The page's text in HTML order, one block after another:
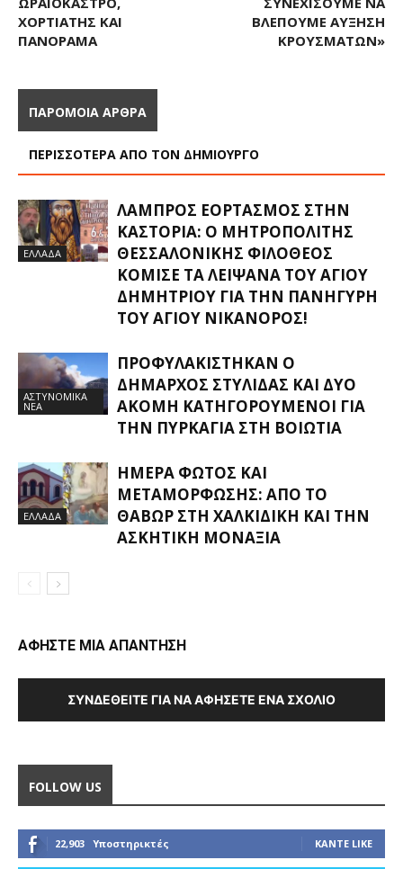
ΧΟΡΤΙΆΤΗΣ ΚΑΙ
ΠΑΝΌΡΑΜΑ
ΒΛΈΠΟΥΜΕ ΑΎΞΗΣΗ
ΚΡΟΥΣΜΆΤΩΝ»
ΠΑΡΟΜΟΙΑ ΑΡΘΡΑ
ΠΕΡΙΣΣΟΤΕΡΑ ΑΠΟ ΤΟΝ ΔΗΜΙΟΥΡΓΟ
ΕΛΛΑΔΑ
ΛΑΜΠΡΌΣ ΕΟΡΤΑΣΜΌΣ ΣΤΗΝ
ΚΑΣΤΟΡΙΆ: Ο ΜΗΤΡΟΠΟΛΊΤΗΣ
ΘΕΣΣΑΛΟΝΊΚΗΣ ΦΙΛΌΘΕΟΣ
ΚΌΜΙΣΕ ΤΑ ΛΕΊΨΑΝΑ ΤΟΥ ΑΓΊΟΥ
ΔΗΜΗΤΡΊΟΥ ΓΙΑ ΤΗΝ ΠΑΝΉΓΥΡΗ
ΤΟΥ ΑΓΊΟΥ ΝΙΚΆΝΟΡΟΣ!
ΑΣΤΥΝΟΜΙΚΑ
ΝΕΑ
ΠΡΟΦΥΛΑΚΊΣΤΗΚΑΝ Ο
ΔΉΜΑΡΧΟΣ ΣΤΥΛΊΔΑΣ ΚΑΙ ΔΎΟ
ΑΚΌΜΗ ΚΑΤΗΓΟΡΟΎΜΕΝΟΙ ΓΙΑ
ΤΗΝ ΠΥΡΚΑΓΙΆ ΣΤΗ ΒΟΙΩΤΊΑ
ΕΛΛΑΔΑ
ΗΜΈΡΑ ΦΩΤΌΣ ΚΑΙ
ΜΕΤΑΜΌΡΦΩΣΗΣ: ΑΠΌ ΤΟ
ΘΑΒΏΡ ΣΤΗ ΧΑΛΚΙΔΙΚΉ ΚΑΙ ΤΗΝ
ΑΣΚΗΤΙΚΉ ΜΟΝΑΞΙΆ
ΑΦΗΣΤΕ ΜΙΑ ΑΠΑΝΤΗΣΗ
ΣΥΝΔΕΘΕΊΤΕ ΓΙΑ ΝΑ ΑΦΉΣΕΤΕ ΈΝΑ ΣΧΌΛΙΟ
FOLLOW US
22,903 Υποστηρικτές ΚΆΝΤΕ LIKE